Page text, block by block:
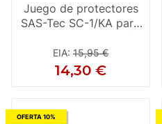
Juego de protectores
SAS-Tec SC-1/KA para
codo/rodilla/cadera (2
uds.) amarillo
EIA: 15,95 €
14,30 €
OFERTA 10%